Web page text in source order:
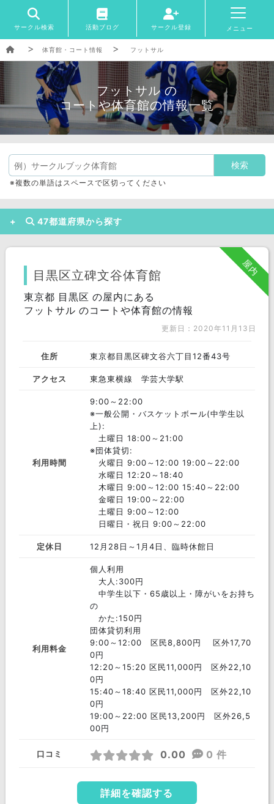
サークル検索 活動ブログ サークル登録 メニュー
体育館・コート情報 フットサル
フットサル の
コートや体育館の情報一覧
※複数の単語はスペースで区切ってください
47都道府県から探す
北海道
東北 エリア
宮城県 秋田県 福島県
青森県
関東 エリア
愛知県 静岡県 岐阜県
山梨県 石川県
富山県 新潟県
京都府 兵庫県
三重県
島根県 鳥取県
山口県
香川県
九州 エリア
佐賀県
屋内
目黒区立碑文谷体育館
東京都 目黒区 の屋内にある
フットサル のコートや体育館の情報
更新日：2020年11月13日
住所 東京都目黒区碑文谷六丁目12番43号
アクセス 東急東横線 学芸大学駅
利用時間
9:00～22:00
※一般公開・バスケットボール(中学生以
上):
土曜日 18:00～21:00
※団体貸切:
火曜日 9:00～12:00 19:00～22:00
水曜日 12:20～18:40
木曜日 9:00～12:00 15:40～22:00
金曜日 19:00～22:00
土曜日 9:00～12:00
日曜日・祝日 9:00～22:00
定休日 12月28日～1月4日、臨時休館日
利用料金
個人利用
大人:300円
中学生以下・65歳以上・障がいをお持ち
の
かた:150円
団体貸切利用
9:00～12:00 区民8,800円 区外17,70
0円
12:20～15:20 区民11,000円 区外22,10
0円
15:40～18:40 区民11,000円 区外22,10
0円
19:00～22:00 区民13,200円 区外26,5
00円
口コミ 0.00 0 件
詳細を確認する